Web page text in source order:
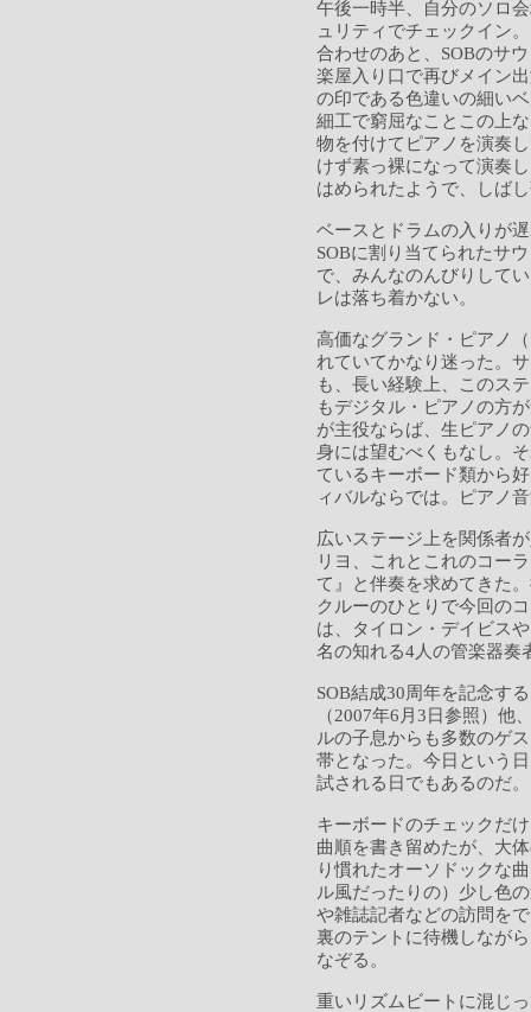
午後一時半、自分のソロ
ュリティでチェックイン
合わせのあと、SOBのサ
楽屋入り口で再びメイン
の印である色違いの細い
細工で窮屈なことこの上
物を付けてピアノを演奏
けず素っ裸になって演奏
はめられたようで、しば
ベースとドラムの入りが
SOBに割り当てられたサ
で、みんなのんびりして
レは落ち着かない。
高価なグランド・ピアノ
れていてかなり迷った。
も、長い経験上、このス
もデジタル・ピアノの方
が主役ならば、生ピアノ
身には望むべくもなし。
ているキーボード類から
ィバルならでは。ピアノ
広いステージ上を関係者
リヨ、これとこれのコー
て』と伴奏を求めてきた
クルーのひとりで今回の
は、タイロン・デイビス
名の知れる4人の管楽器奏
SOB結成30周年を記念す
（2007年6月3日参照）他
ルの子息からも多数のゲ
帯となった。今日という
試される日でもあるのだ。
キーボードのチェックだ
曲順を書き留めたが、大
り慣れたオーソドックな
ル風だったりの）少し色
や雑誌記者などの訪問を
裏のテントに待機しなが
なぞる。
重いリズムビートに混じ